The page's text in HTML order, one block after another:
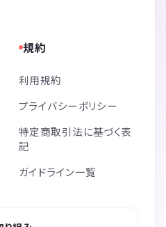
規約
利用規約
プライバシーポリシー
特定商取引法に基づく表
記
ガイドライン一覧